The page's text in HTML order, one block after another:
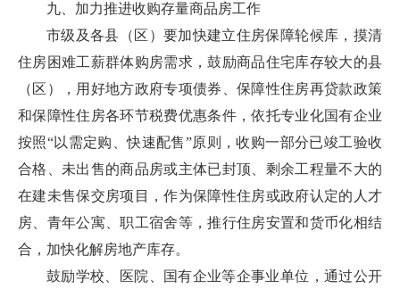
九、加力推进收购存量商品房工作
市级及各县（区）要加快建立住房保障轮候库，摸清
住房困难工薪群体购房需求，鼓励商品住宅库存较大的县
（区），用好地方政府专项债券、保障性住房再贷款政策
和保障性住房各环节税费优惠条件，依托专业化国有企业
按照“以需定购、快速配售”原则，收购一部分已竣工验收
合格、未出售的商品房或主体已封顶、剩余工程量不大的
在建未售保交房项目，作为保障性住房或政府认定的人才
房、青年公寓、职工宿舍等，推行住房安置和货币化相结
合，加快化解房地产库存。
鼓励学校、医院、国有企业等企事业单位，通过公开